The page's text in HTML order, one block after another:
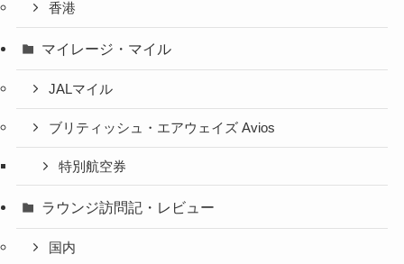
香港
マイレージ・マイル
JALマイル
ブリティッシュ・エアウェイズ Avios
特別航空券
ラウンジ訪問記・レビュー
国内